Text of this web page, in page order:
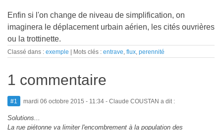
Enfin si l'on change de niveau de simplification, on
imaginera le déplacement urbain aérien, les cités ouvrières
ou la trottinette.
Classé dans : exemple Mots clés : entrave flux perennité
1 commentaire
#1 mardi 06 octobre 2015 - 11:34 - Claude COUSTAN a dit :
Solutions...
La rue piétonne va limiter l'encombrement à la population des